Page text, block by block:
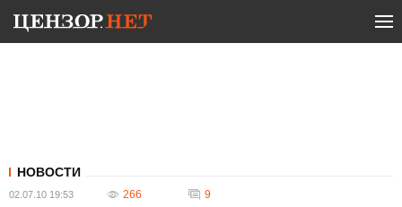
НОВОСТИ
02.07.10 19:53 266 9